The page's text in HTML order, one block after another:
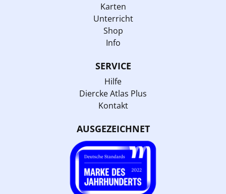
Karten
Unterricht
Shop
Info
SERVICE
Hilfe
Diercke Atlas Plus
Kontakt
AUSGEZEICHNET